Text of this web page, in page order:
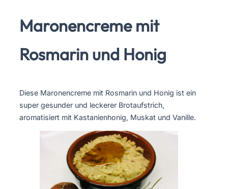
Maronencreme mit
Rosmarin und Honig
Diese Maronencreme mit Rosmarin und Honig ist ein
super gesunder und leckerer Brotaufstrich,
aromatisiert mit Kastanienhonig, Muskat und Vanille.